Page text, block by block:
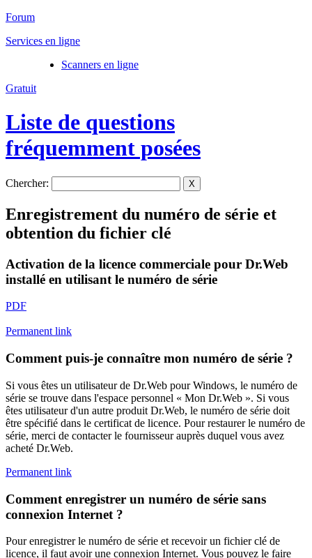
Forum
Services en ligne
Scanners en ligne
Gratuit
Liste de questions
fréquemment posées
Chercher: X
Enregistrement du numéro de série et
obtention du fichier clé
Activation de la licence commerciale pour Dr.Web
installé en utilisant le numéro de série
PDF
Permanent link
Comment puis-je connaître mon numéro de série ?
Si vous êtes un utilisateur de Dr.Web pour Windows, le numéro de
série se trouve dans l'espace personnel « Mon Dr.Web ». Si vous
êtes utilisateur d'un autre produit Dr.Web, le numéro de série doit
être spécifié dans le certificat de licence. Pour restaurer le numéro de
série, merci de contacter le fournisseur auprès duquel vous avez
acheté Dr.Web.
Permanent link
Comment enregistrer un numéro de série sans
connexion Internet ?
Pour enregistrer le numéro de série et recevoir un fichier clé de
licence, il faut avoir une connexion Internet. Vous pouvez le faire